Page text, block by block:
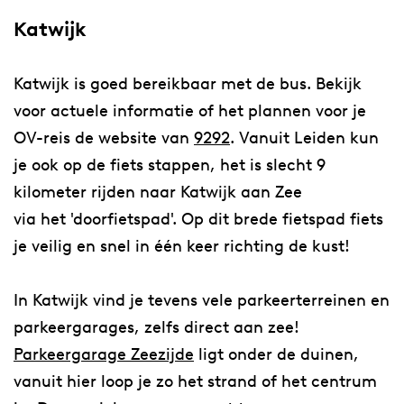
Katwijk
Katwijk is goed bereikbaar met de bus. Bekijk
voor actuele informatie of het plannen voor je
OV-reis de website van 9292. Vanuit Leiden kun
je ook op de fiets stappen, het is slecht 9
kilometer rijden naar Katwijk aan Zee
via het 'doorfietspad'. Op dit brede fietspad fiets
je veilig en snel in één keer richting de kust!
In Katwijk vind je tevens vele parkeerterreinen en
parkeergarages, zelfs direct aan zee!
Parkeergarage Zeezijde ligt onder de duinen,
vanuit hier loop je zo het strand of het centrum